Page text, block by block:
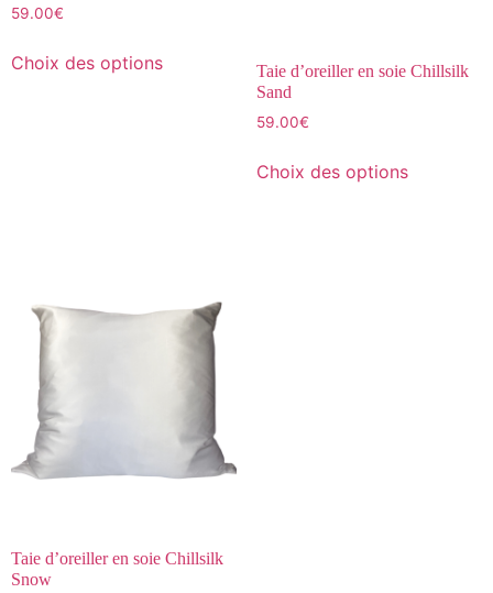
59.00€
Choix des options
Taie d’oreiller en soie Chillsilk
Sand
59.00€
Choix des options
Taie d’oreiller en soie Chillsilk
Snow